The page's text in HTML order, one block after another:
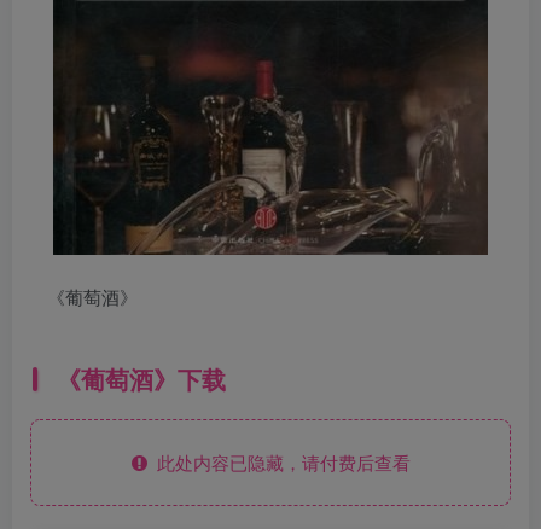
《葡萄酒》
《葡萄酒》下载
此处内容已隐藏，请付费后查看